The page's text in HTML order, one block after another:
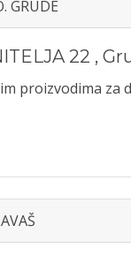
GRUDE
22 ,
proizvodima za